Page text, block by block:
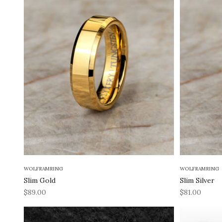
WOLFRAMRING
Slim Gold
REA-pris
$89.00
WOLFRAMRING
Slim Silver
REA-pris
$81.00